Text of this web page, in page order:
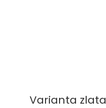
Varianta zlata